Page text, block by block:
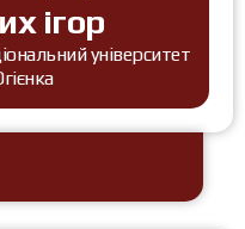
ігор
університет